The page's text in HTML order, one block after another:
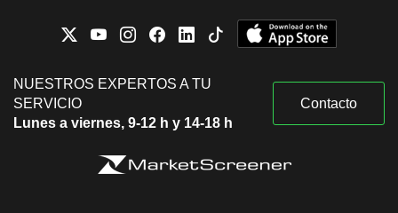
NUESTROS EXPERTOS A TU
SERVICIO
Lunes a viernes, 9-12 h y 14-18 h
Contacto